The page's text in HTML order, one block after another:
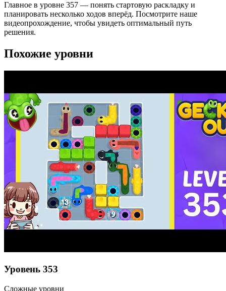
Главное в уровне 357 — понять стартовую раскладку и
планировать несколько ходов вперёд. Посмотрите наше
видеопрохождение, чтобы увидеть оптимальный путь
решения.
Похожие уровни
Уровень 353
Сложные уровни